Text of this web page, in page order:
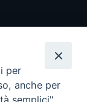
per
anche per